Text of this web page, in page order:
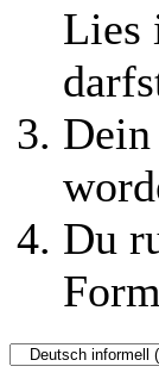
Lies
Du